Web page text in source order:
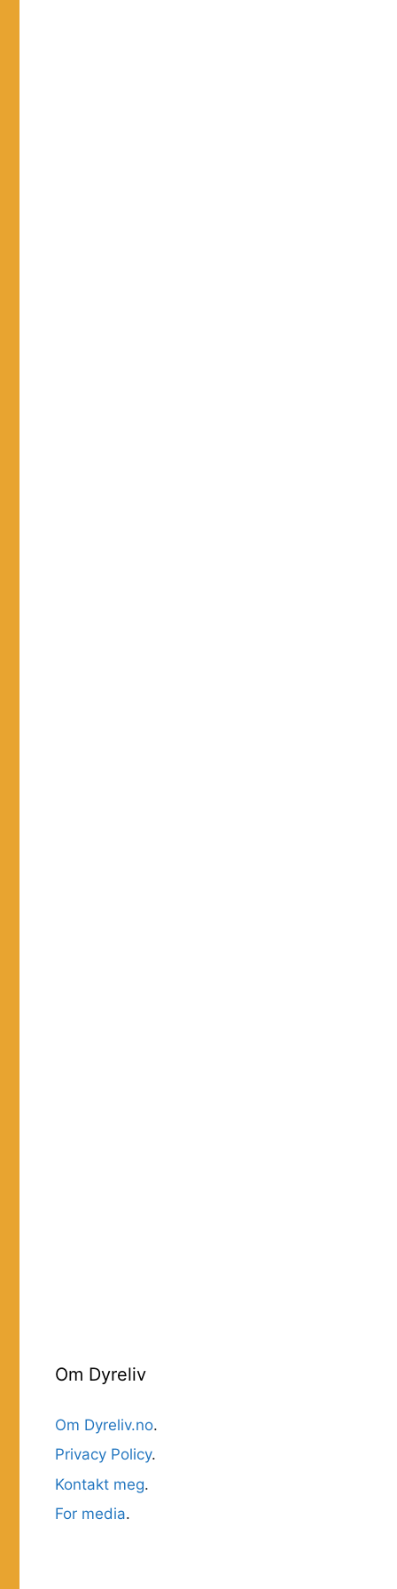
Om Dyreliv
Om Dyreliv.no.
Privacy Policy.
Kontakt meg.
For media.